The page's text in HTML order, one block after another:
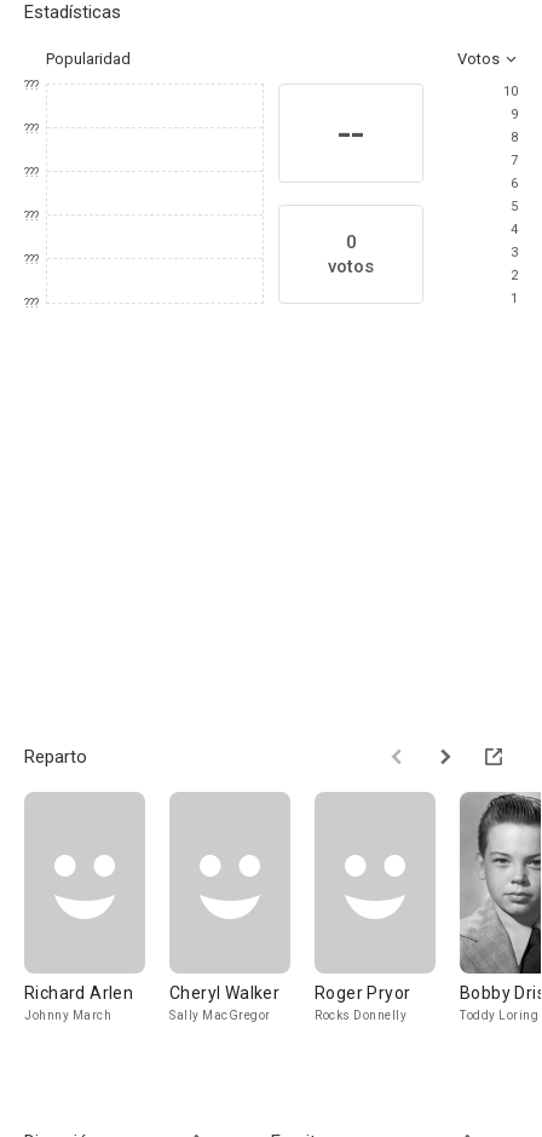
Estadísticas
Popularidad Votos
???
???
???
???
???
???
--
0
votos
10
9
8
7
6
5
4
3
2
1
Reparto
Richard Arlen
Johnny March
Cheryl Walker
Sally MacGregor
Roger Pryor
Rocks Donnelly
Bobby
Toddy Loring